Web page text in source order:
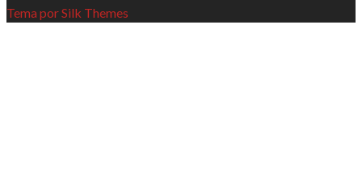
Tema por Silk Themes